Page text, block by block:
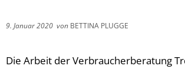
9. Januar 2020 von BETTINA PLUGGE
Die Arbeit der Verbraucherberatung